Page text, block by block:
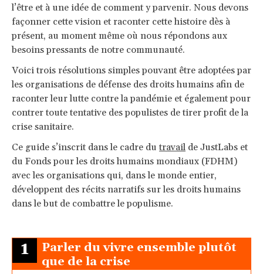
l’être et à une idée de comment y parvenir. Nous devons
façonner cette vision et raconter cette histoire dès à
présent, au moment même où nous répondons aux
besoins pressants de notre communauté.
Voici trois résolutions simples pouvant être adoptées par
les organisations de défense des droits humains afin de
raconter leur lutte contre la pandémie et également pour
contrer toute tentative des populistes de tirer profit de la
crise sanitaire.
Ce guide s’inscrit dans le cadre du travail de JustLabs et
du Fonds pour les droits humains mondiaux (FDHM)
avec les organisations qui, dans le monde entier,
développent des récits narratifs sur les droits humains
dans le but de combattre le populisme.
1
Parler du vivre ensemble plutôt
que de la crise